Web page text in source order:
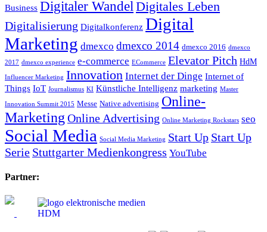
Business Digitaler Wandel Digitales Leben
Digitalisierung Digitalkonferenz Digital
Marketing dmexco dmexco 2014 dmexco 2016 dmexco
2017 dmexco experience e-commerce ECommerce Elevator Pitch HdM
Influencer Marketing Innovation Internet der Dinge Internet of
Things IoT Journalismus KI Künstliche Intelligenz marketing Master
Innovation Summit 2015 Messe Native advertising Online-
Marketing Online Advertising Online Marketing Rockstars seo
Social Media Social Media Marketing Start Up Start Up
Serie Stuttgarter Medienkongress YouTube
Partner: